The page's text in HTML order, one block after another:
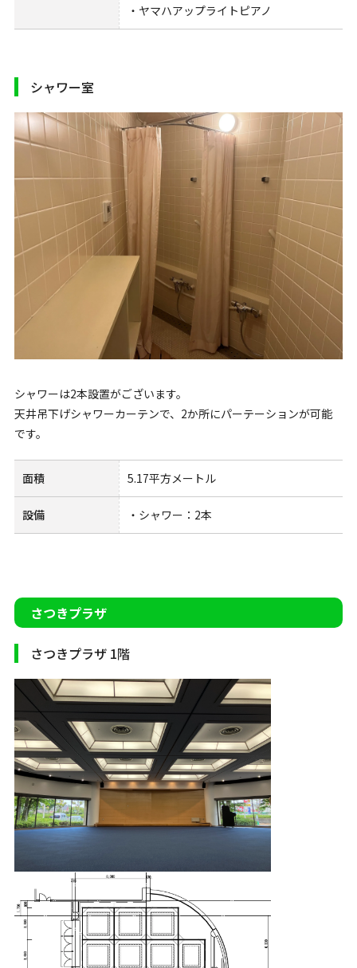
・ヤマハアップライトピアノ
シャワー室
シャワーは2本設置がございます。
天井吊下げシャワーカーテンで、2か所にパーテーションが可能
です。
面積 5.17平方メートル
設備 ・シャワー：2本
さつきプラザ
さつきプラザ 1階